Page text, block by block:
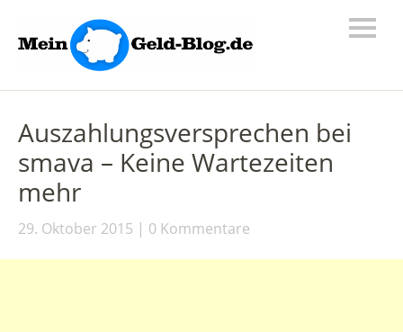
Auszahlungsversprechen bei
smava – Keine Wartezeiten
mehr
29. Oktober 2015 0 Kommentare